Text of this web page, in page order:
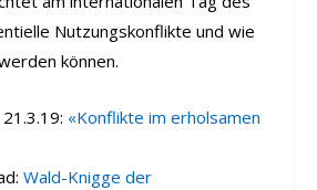
Nutzungskonflikte und wie
können.
«Konflikte im erholsamen
Wald-Knigge der